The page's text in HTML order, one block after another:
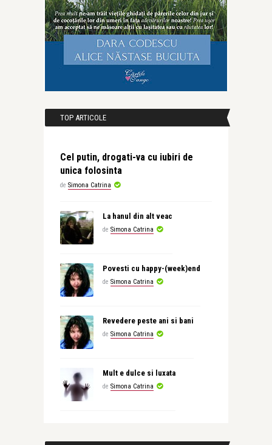
TOP ARTICOLE
Cel putin, drogati-va cu iubiri de
unica folosinta
de Simona Catrina
La hanul din alt veac
de Simona Catrina
Povesti cu happy-(week)end
de Simona Catrina
Revedere peste ani si bani
de Simona Catrina
Mult e dulce si luxata
de Simona Catrina